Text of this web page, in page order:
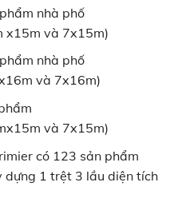
nhà phố
x15m và 7x15m)
nhà phố
và 7x16m)
và 7x15m)
có 123 sản phẩm
dựng 1 trệt 3 lầu diện tích